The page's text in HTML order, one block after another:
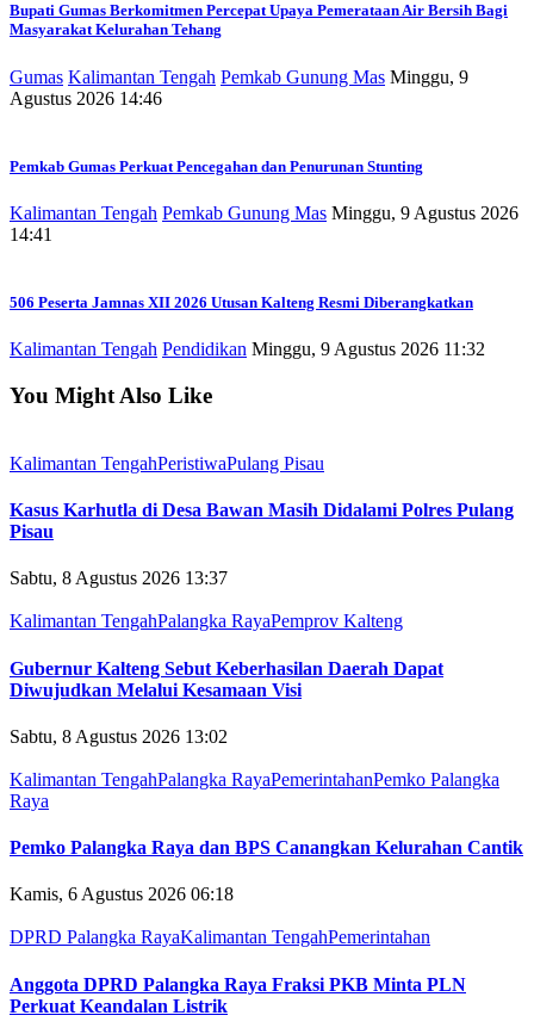
Bupati Gumas Berkomitmen Percepat Upaya Pemerataan Air Bersih Bagi
Masyarakat Kelurahan Tehang
Gumas Kalimantan Tengah Pemkab Gunung Mas Minggu, 9
Agustus 2026 14:46
Pemkab Gumas Perkuat Pencegahan dan Penurunan Stunting
Kalimantan Tengah Pemkab Gunung Mas Minggu, 9 Agustus 2026
14:41
506 Peserta Jamnas XII 2026 Utusan Kalteng Resmi Diberangkatkan
Kalimantan Tengah Pendidikan Minggu, 9 Agustus 2026 11:32
You Might Also Like
Kalimantan TengahPeristiwaPulang Pisau
Kasus Karhutla di Desa Bawan Masih Didalami Polres Pulang
Pisau
Sabtu, 8 Agustus 2026 13:37
Kalimantan TengahPalangka RayaPemprov Kalteng
Gubernur Kalteng Sebut Keberhasilan Daerah Dapat
Diwujudkan Melalui Kesamaan Visi
Sabtu, 8 Agustus 2026 13:02
Kalimantan TengahPalangka RayaPemerintahanPemko Palangka
Raya
Pemko Palangka Raya dan BPS Canangkan Kelurahan Cantik
Kamis, 6 Agustus 2026 06:18
DPRD Palangka RayaKalimantan TengahPemerintahan
Anggota DPRD Palangka Raya Fraksi PKB Minta PLN
Perkuat Keandalan Listrik